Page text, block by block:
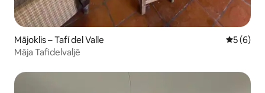
Mājoklis – Tafí del Valle Vidējais
5 (6)
Māja Tafidelvaljē